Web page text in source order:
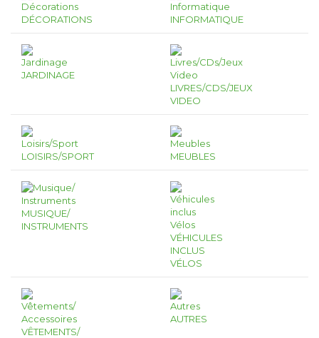
DÉCORATIONS INFORMATIQUE
JARDINAGE
LIVRES/CDS/JEUX
VIDEO
LOISIRS/SPORT MEUBLES
MUSIQUE/
INSTRUMENTS
VÉHICULES
INCLUS
VÉLOS
VÊTEMENTS/
AUTRES